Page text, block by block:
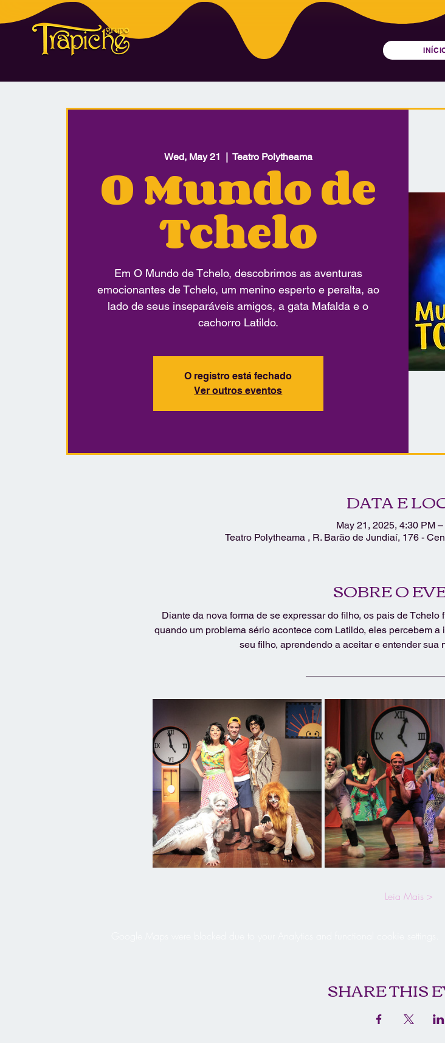
Wed, May 21 Teatro Polytheama
O Mundo de
Tchelo
Em O Mundo de Tchelo, descobrimos as aventuras
emocionantes de Tchelo, um menino esperto e peralta, ao
lado de seus inseparáveis amigos, a gata Mafalda e o
cachorro Latildo.
O registro está fechado
Ver outros eventos
DATA E
May 21, 2025, 4:30 PM
Teatro Polytheama , R. Barão de Jundiaí, 176 -
SOBRE O
Diante da nova forma de se expressar do filho, os pais de
quando um problema sério acontece com Latildo, eles percebem
seu filho, aprendendo a aceitar e entender sua
Leia Mais >
SHARE THIS